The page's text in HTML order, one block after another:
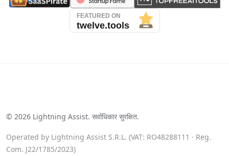
© 2026 Lightning Assist. सर्वाधिकार सुरक्षित.
Operated by Lightning Assist S.R.L. (VAT: RO48288111 · Reg.
Com. J22/1785/2023)